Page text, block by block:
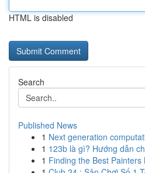
HTML is disabled
Search
Published News
1 Next generation
1 123b là gì? Hướng dẫn
1 Finding the Best Painters